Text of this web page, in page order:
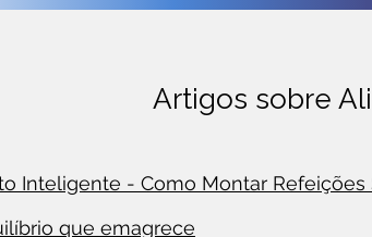
Artigos sobre
Inteligente - Como Montar Refeições
que emagrece